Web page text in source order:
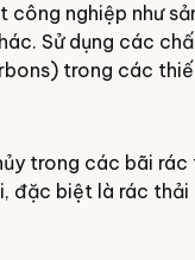
nghiệp như
Sử dụng các
trong các
trong các bãi
đặc biệt là rác